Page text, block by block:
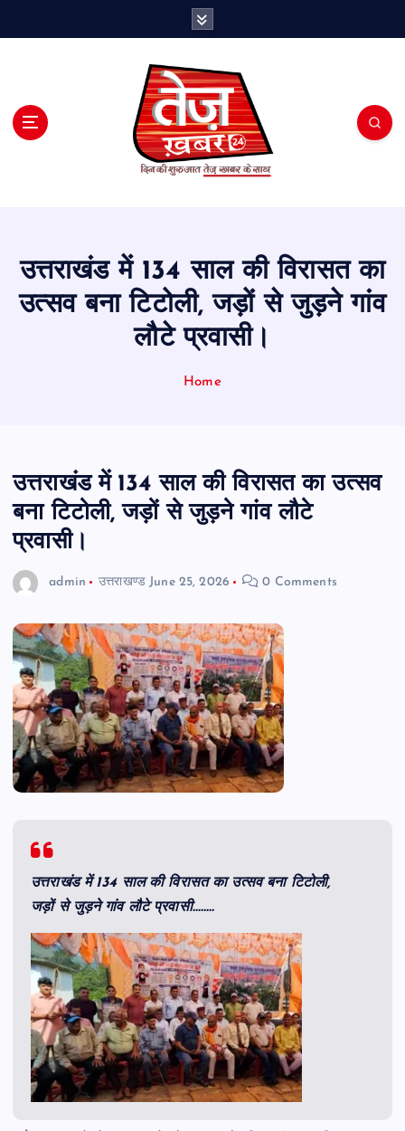
उत्तराखंड में 134 साल की विरासत का
उत्सव बना टिटोली, जड़ों से जुड़ने गांव
लौटे प्रवासी।
Home
उत्तराखंड में 134 साल की विरासत का उत्सव
बना टिटोली, जड़ों से जुड़ने गांव लौटे
प्रवासी।
admin उत्तराखण्ड June 25, 2026 0 Comments
उत्तराखंड में 134 साल की विरासत का उत्सव बना टिटोली,
जड़ों से जुड़ने गांव लौटे प्रवासी……..